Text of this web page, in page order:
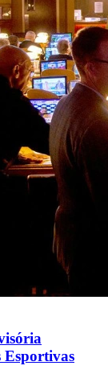
Esportivas